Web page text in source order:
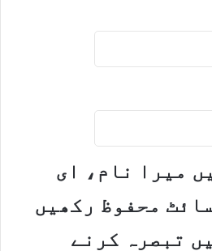
میرا نام، ای
محفوظ رکھیں
تبصرہ کرنے